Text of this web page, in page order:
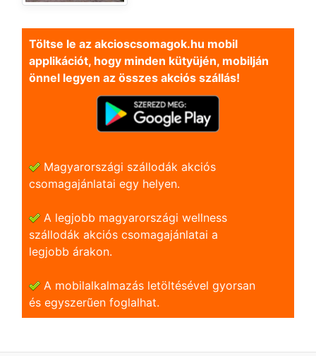
Töltse le az akcioscsomagok.hu mobil
applikációt, hogy minden kütyüjén, mobilján
önnel legyen az összes akciós szállás!
Magyarországi szállodák akciós
csomagajánlatai egy helyen.
A legjobb magyarországi wellness
szállodák akciós csomagajánlatai a
legjobb árakon.
A mobilalkalmazás letöltésével gyorsan
és egyszerũen foglalhat.